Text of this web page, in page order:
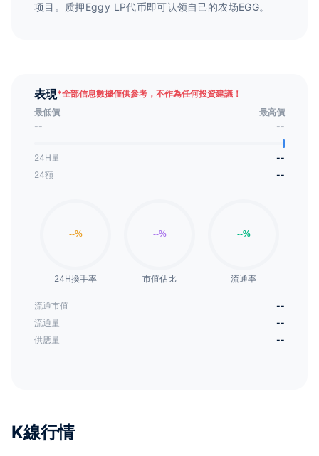
项目。质押Eggy LP代币即可认领自己的农场EGG。
表現*全部信息數據僅供參考，不作為任何投資建議！
最低價
最高價
--
--
24H量
--
24額
--
24H換手率 市值佔比 流通率
流通市值
--
流通量
--
供應量
--
K線行情